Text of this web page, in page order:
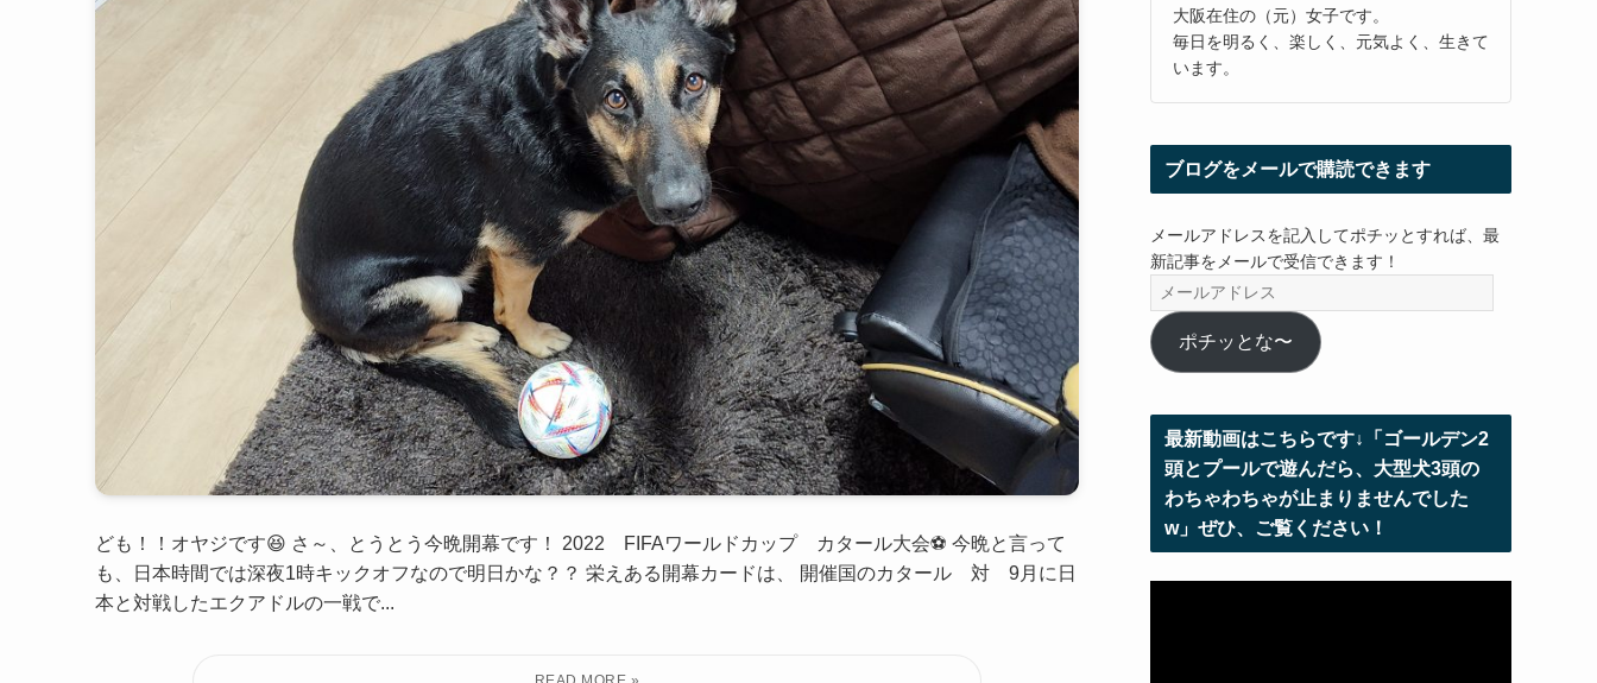
ども！！オヤジです😆 さ～、とうとう今晩開幕です！ 2022 FIFAワールドカップ カタール大会⚽ 今晩と言って
も、日本時間では深夜1時キックオフなので明日かな？？ 栄えある開幕カードは、 開催国のカタール 対 9月に日
本と対戦したエクアドルの一戦で...
大阪在住の（元）女子です。
毎日を明るく、楽しく、元気よく、生きて
います。
ブログをメールで購読できます
メールアドレスを記入してポチッとすれば、最
新記事をメールで受信できます！
ー
ル
ア
レ
ス
ポチッとな〜
最新動画はこちらです↓「ゴールデン2
頭とプールで遊んだら、大型犬3頭の
わちゃわちゃが止まりませんでした
w」ぜひ、ご覧ください！